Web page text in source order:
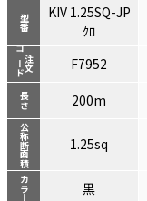
型番
注文
コード
長さ
公称断面積
カラー
KIV 1.25SQ-JP
ｸﾛ
F7952
200m
1.25sq
黒